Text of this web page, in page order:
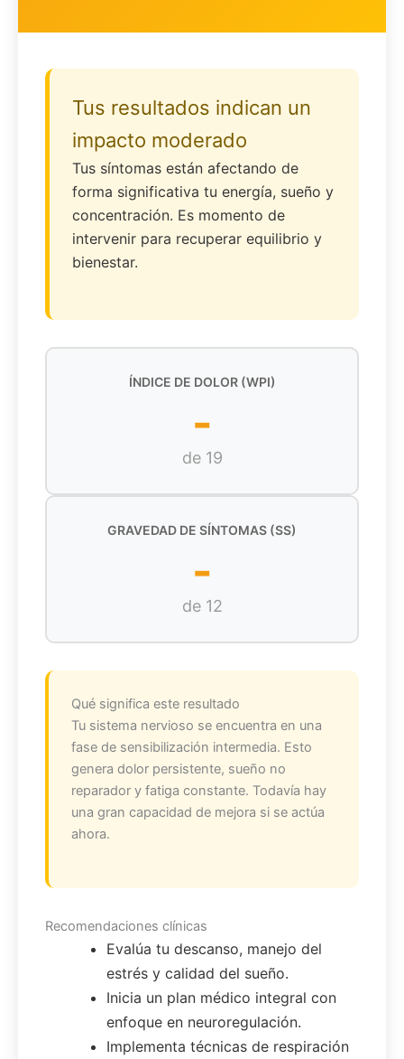
Tus resultados indican un
impacto moderado
Tus síntomas están afectando de
forma significativa tu energía, sueño y
concentración. Es momento de
intervenir para recuperar equilibrio y
bienestar.
ÍNDICE DE DOLOR (WPI)
-
de 19
GRAVEDAD DE SÍNTOMAS (SS)
-
de 12
Qué significa este resultado
Tu sistema nervioso se encuentra en una
fase de sensibilización intermedia. Esto
genera dolor persistente, sueño no
reparador y fatiga constante. Todavía hay
una gran capacidad de mejora si se actúa
ahora.
Recomendaciones clínicas
Evalúa tu descanso, manejo del
estrés y calidad del sueño.
Inicia un plan médico integral con
enfoque en neuroregulación.
Implementa técnicas de respiración